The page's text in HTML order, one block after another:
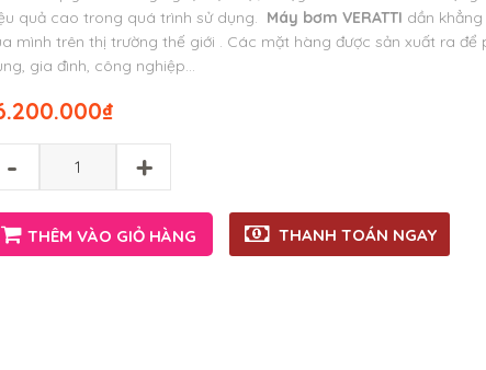
quả cao trong quá trình sử dụng. Máy bơm VERATTI dần
mình trên thị trường thế giới . Các mặt hàng được sản xuất ra để
gia đình, công nghiệp…
₫
- +
THÊM VÀO GIỎ HÀNG THANH TOÁN NGAY